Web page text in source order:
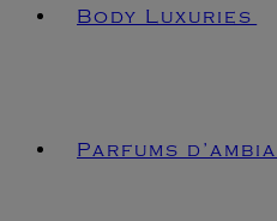
Body Luxuries
Parfums